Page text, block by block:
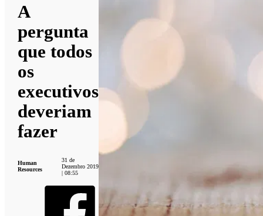
A
pergunta
que todos
os
executivos
deveriam
fazer
Human
Resources
31 de
Dezembro 2019
| 08:55